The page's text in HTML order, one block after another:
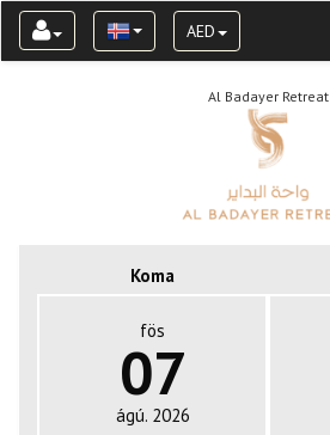
AED
Al Badayer Retreat
Koma
fös
07
ágú. 2026